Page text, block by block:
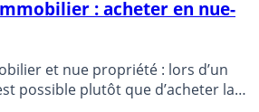
: acheter en nue-
et nue propriété : lors d’un
possible plutôt que d’acheter la